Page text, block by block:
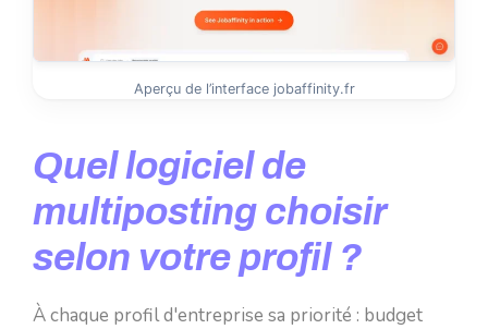
Aperçu de l’interface jobaffinity.fr
Quel logiciel de
multiposting choisir
selon votre profil ?
À chaque profil d'entreprise sa priorité : budget